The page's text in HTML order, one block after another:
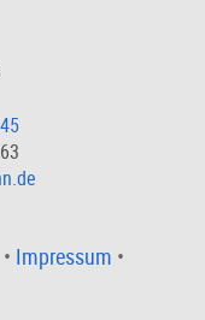
Impressum •